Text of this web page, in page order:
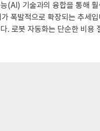
(AI) 기술과의 융합을 통해
폭발적으로 확장되는 추세
. 로봇 자동화는 단순한 비용